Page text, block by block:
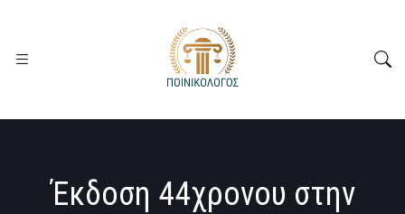
Έκδοση 44χρονου στην